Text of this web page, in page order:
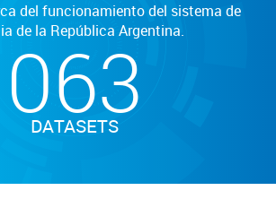
del funcionamiento del sistema de
de la República Argentina.
063
DATASETS